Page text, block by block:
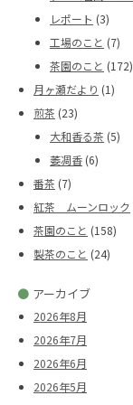
レポート (3)
工場のこと (7)
茶園のこと (172)
月ヶ瀬だより (1)
煎茶 (23)
大和香る茶 (5)
萎凋香 (6)
番茶 (7)
紅茶 ムーンロック
茶園のこと (158)
製茶のこと (24)
● アーカイブ
2026年8月
2026年7月
2026年6月
2026年5月